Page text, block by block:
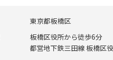
東京都板橋区
板橋区役所から徒歩6分
都営地下鉄三田線 板橋区